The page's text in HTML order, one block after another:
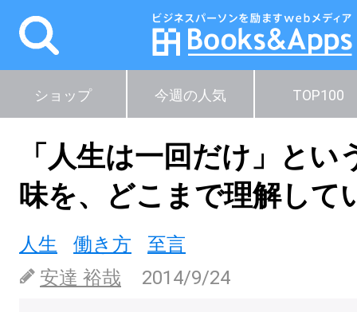
ショップ 今週の人気 TOP100
「人生は一回だけ」とい
味を、どこまで理解して
人生 働き方
至言
安達 裕哉
2014/9/24